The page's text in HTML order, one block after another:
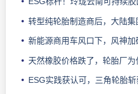
转型纯轮胎制造商后，大陆
新能源商用车风口下，风神
天然橡胶价格跌了，轮胎厂为
ESG实践获认可，三角轮胎